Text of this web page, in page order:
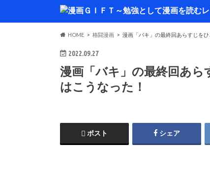
HOME 格闘漫画 漫画「バキ」の最終回あらすじを
2022.09.27
漫画「バキ」の最終回あ
はこうなった！
ポスト シェア